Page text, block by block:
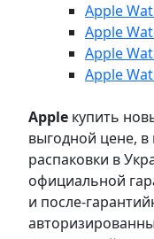
Apple
Apple
Apple
Apple
Apple купить
выгодной цене,
распаковки в
официальной
и после-